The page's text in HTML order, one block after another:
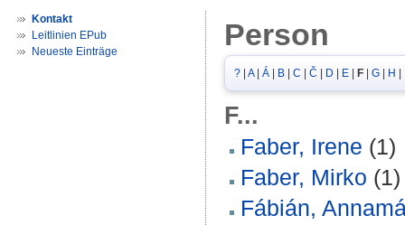
Kontakt
Leitlinien EPub
Neueste Einträge
Person
? A| Á B C Č D E F G H
F...
Faber, Irene (1)
Faber, Mirko (1)
Fábián,